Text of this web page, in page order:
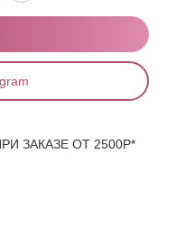
ЗАКАЗЕ ОТ 2500Р*